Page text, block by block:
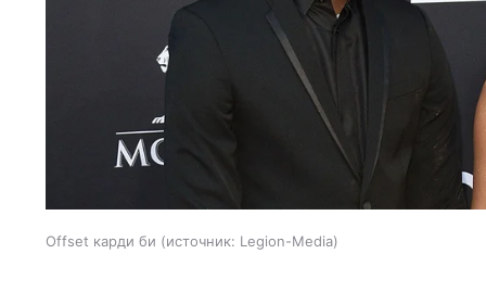
Offset карди би источник: Legion-Media